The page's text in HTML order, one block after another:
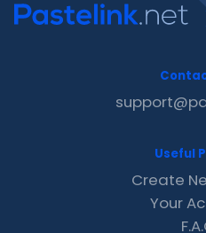
Useful
Create
Your